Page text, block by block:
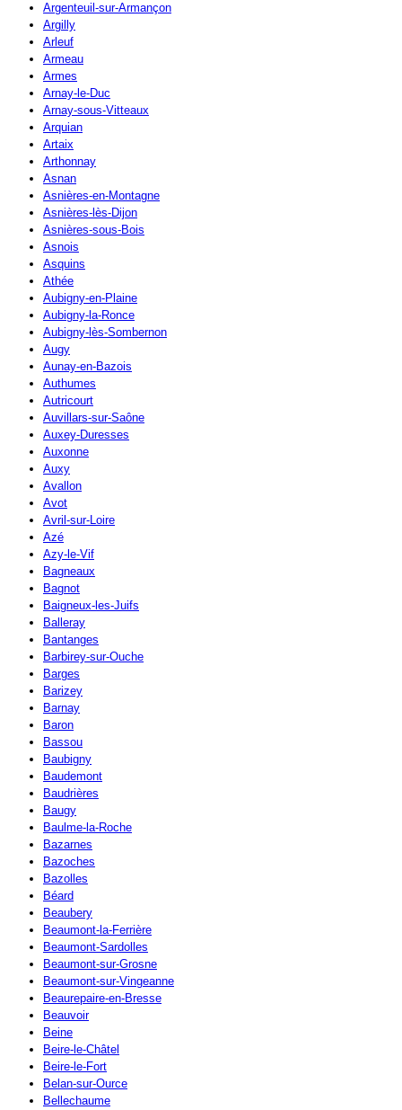
Argenteuil-sur-Armançon
Argilly
Arleuf
Armeau
Armes
Arnay-le-Duc
Arnay-sous-Vitteaux
Arquian
Artaix
Arthonnay
Asnan
Asnières-en-Montagne
Asnières-lès-Dijon
Asnières-sous-Bois
Asnois
Asquins
Athée
Aubigny-en-Plaine
Aubigny-la-Ronce
Aubigny-lès-Sombernon
Augy
Aunay-en-Bazois
Authumes
Autricourt
Auvillars-sur-Saône
Auxey-Duresses
Auxonne
Auxy
Avallon
Avot
Avril-sur-Loire
Azé
Azy-le-Vif
Bagneaux
Bagnot
Baigneux-les-Juifs
Balleray
Bantanges
Barbirey-sur-Ouche
Barges
Barizey
Barnay
Baron
Bassou
Baubigny
Baudemont
Baudrières
Baugy
Baulme-la-Roche
Bazarnes
Bazoches
Bazolles
Béard
Beaubery
Beaumont-la-Ferrière
Beaumont-Sardolles
Beaumont-sur-Grosne
Beaumont-sur-Vingeanne
Beaurepaire-en-Bresse
Beauvoir
Beine
Beire-le-Châtel
Beire-le-Fort
Belan-sur-Ource
Bellechaume